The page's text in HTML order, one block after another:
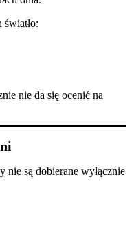
nie da się ocenić na
nie są dobierane wyłącznie